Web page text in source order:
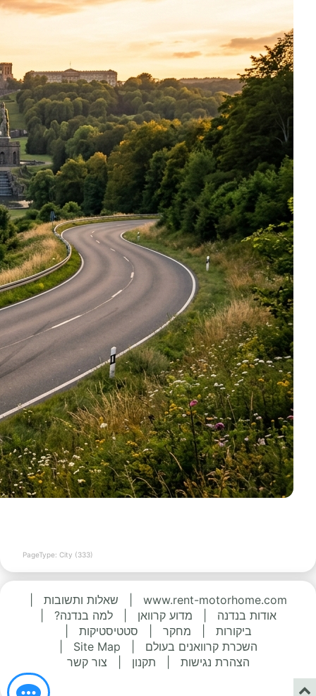
PageType: City (333)
www.rent-motorhome.com שאלות ותשובות
אודות בנדנה
מדוע קרוואן למה בנדנה?
ביקורות
מחקר סטטיסטיקות
השכרת קרוואנים בעולם
Site Map
הצהרת נגישות
תקנון צור קשר